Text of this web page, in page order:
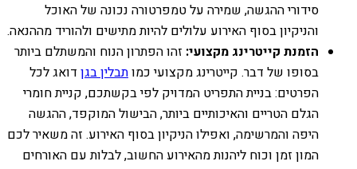
סידורי ההגשה, שמירה על טמפרטורה נכונה של האוכל
והניקיון בסוף האירוע עלולים להיות מתישים ולהוריד מההנאה.
הזמנת קייטרינג מקצועי: זהו הפתרון הנוח והמשתלם ביותר
בסופו של דבר. קייטרינג מקצועי כמותבלין בגן דואג לכל
הפרטים: בניית התפריט המדויק לפי בקשתכם, קניית חומרי
הגלם הטריים והאיכותיים ביותר, הבישול המוקפד, ההגשה
היפה והמרשימה, ואפילו הניקיון בסוף האירוע. זה משאיר לכם
המון זמן וכוח ליהנות מהאירוע החשוב, לבלות עם האורחים